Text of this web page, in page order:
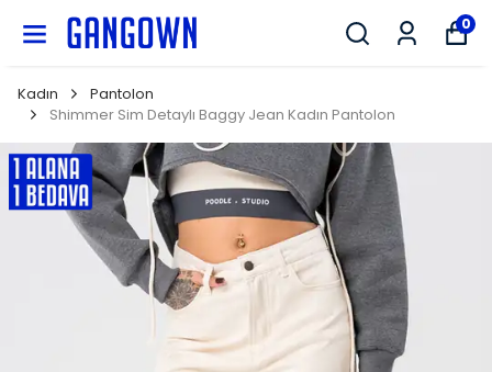
0
Kadın
Pantolon
Shimmer Sim Detaylı Baggy Jean Kadın Pantolon